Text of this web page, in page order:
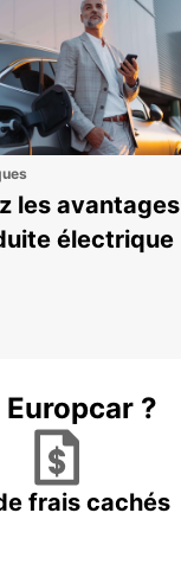
les avantages
électrique
?
frais cachés